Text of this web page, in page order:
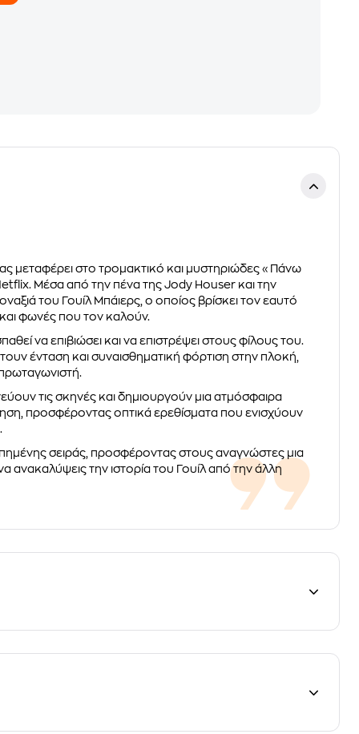
μεταφέρει στο τρομακτικό και μυστηριώδες «Πάνω
Μέσα από την πένα της Jody Houser και την
του Γουίλ Μπάιερς, ο οποίος βρίσκει τον εαυτό
φωνές που τον καλούν.
να επιβιώσει και να επιστρέψει στους φίλους του.
ένταση και συναισθηματική φόρτιση στην πλοκή,
τις σκηνές και δημιουργούν μια ατμόσφαιρα
προσφέροντας οπτικά ερεθίσματα που ενισχύουν
σειράς, προσφέροντας στους αναγνώστες μια
ανακαλύψεις την ιστορία του Γουίλ από την άλλη